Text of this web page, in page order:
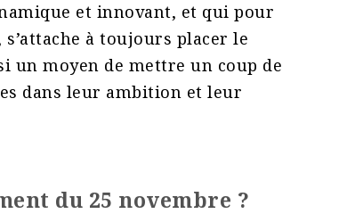
et innovant, et qui pour
à toujours placer le
un moyen de mettre un coup de
dans leur ambition et leur
du 25 novembre ?